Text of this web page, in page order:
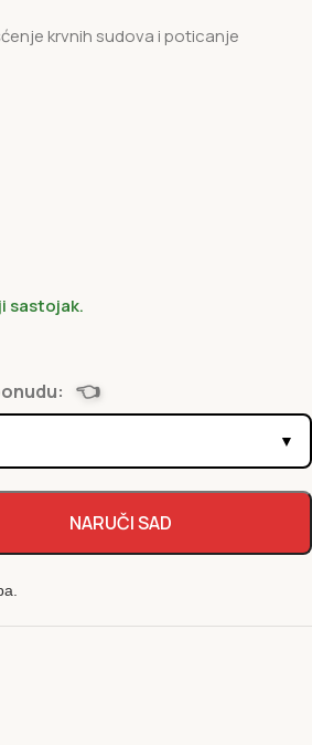
krvnih sudova i poticanje
sastojak.
👈
▼
NARUČI SAD